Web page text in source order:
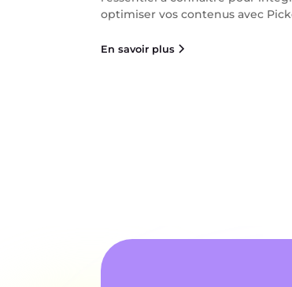
optimiser vos contenus avec
En savoir plus